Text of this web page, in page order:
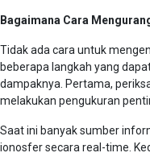
Bagaimana Cara
Tidak ada cara untuk
beberapa langkah yang
dampaknya. Pertama,
melakukan pengukuran
Saat ini banyak sumber
ionosfer secara real-time.